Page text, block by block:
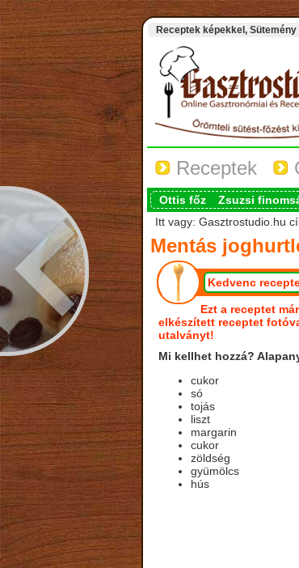
Receptek képekkel,
Receptek
Ottis főz Zsuzsi
Itt vagy: Gasztrostudio.hu
Mentás
Kedvenc
Ezt a receptet
elkészített receptet
utalványt!
Mi kellhet hozzá?
cukor
só
tojás
liszt
margarin
cukor
zöldség
gyümölcs
hús